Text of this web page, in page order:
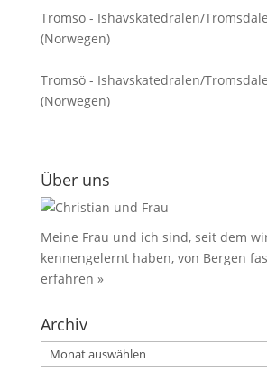
Tromsö - Ishavskatedralen/
(Norwegen)
Tromsö - Ishavskatedralen/
(Norwegen)
Über uns
Meine Frau und ich sind, seit dem
kennengelernt haben, von Bergen
erfahren »
Archiv
Archiv